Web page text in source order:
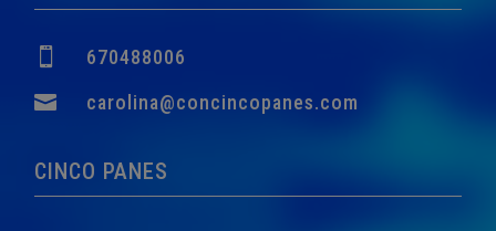
 670488006
 carolina@concincopanes.com
CINCO PANES